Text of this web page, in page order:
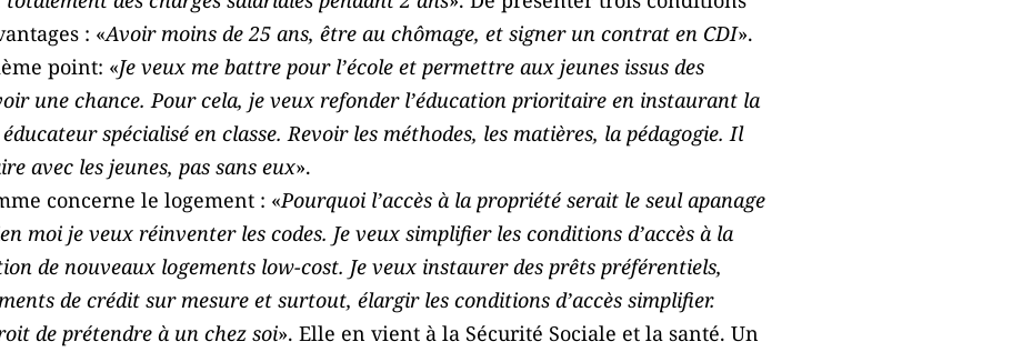
: «Avoir moins de 25 ans, être au chômage, et signer un contrat en CDI».
point: «Je veux me battre pour l’école et permettre aux jeunes issus des
une chance. Pour cela, je veux refonder l’éducation prioritaire en instaurant la
spécialisé en classe. Revoir les méthodes, les matières, la pédagogie. Il
avec les jeunes, pas sans eux».
concerne le logement : «Pourquoi l’accès à la propriété serait le seul apanage
moi je veux réinventer les codes. Je veux simplifier les conditions d’accès à la
de nouveaux logements low-cost. Je veux instaurer des prêts préférentiels,
de crédit sur mesure et surtout, élargir les conditions d’accès simplifier.
de prétendre à un chez soi». Elle en vient à la Sécurité Sociale et la santé. Un